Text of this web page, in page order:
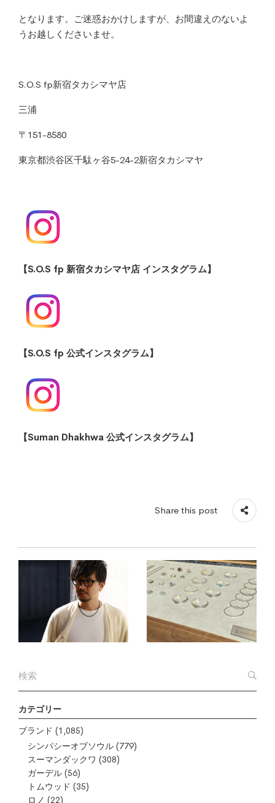
カテゴリー
ブランド (1,085)
シンパシーオブソウル (779)
スーマンダックワ (308)
ガーデル (56)
トムウッド (35)
ロノ (22)
となります。ご迷惑おかけしますが、お間違えのないよ
うお越しくださいませ。
S.O.S fp新宿タカシマヤ店
三浦
〒151-8580
東京都渋谷区千駄ヶ谷5-24-2新宿タカシマヤ
【S.O.S fp 新宿タカシマヤ店 インスタグラム】
【S.O.S fp 公式インスタグラム】
【Suman Dhakhwa 公式インスタグラム】
Share this post